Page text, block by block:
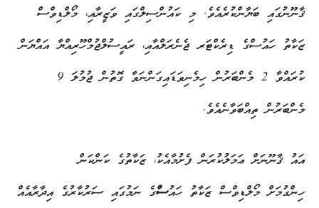
ޤާނޫނުގައި ބަޔާންކުރެއެވެ. މި ކައުންސިލްގައި ވަޒީރާއި، މޯލްޑިވްސް
ޒަކާތު ހައުސްގެ ޑިރެކްޓަރ ޖެނެރަލްއާއި، ރައީސުލްޖުމްހޫރިއްޔާ އައްޔަން
ކުރައްވާ 2 މެންބަރުން ހިމެނިވަޑައިގަންނަވާ ގޮތުން ޖުމުލަ 9
މެންބަރުން ތިއްބަވާނެއެވެ.
އައު ޤާނޫނަށް ޢަމަލުކުރަން ފެށުމާއެކު، ޒަކާތުގެ ކަންކަން
ހިންގުމަށް މޯލްޑިވްސް ޒަކާތު ހައުސްގެ ނަމުގައި ސަރުކާރުގެ އިދާރާއެއް